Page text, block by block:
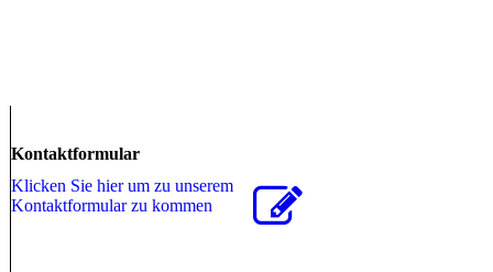
Kontaktformular
Klicken Sie hier um zu unserem
Kon­takt­for­mu­lar zu kommen